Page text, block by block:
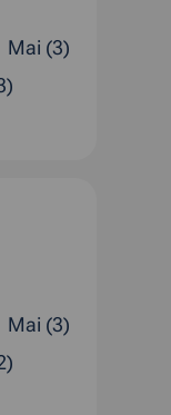
Mai (3)
Mai (3)